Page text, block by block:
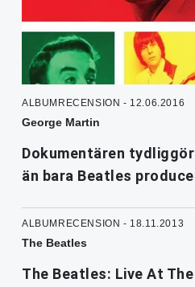
ALBUMRECENSION - 12.06.2016
George Martin
Dokumentären
än bara Beatles
ALBUMRECENSION - 18.11.2013
The Beatles
The Beatles: Live At